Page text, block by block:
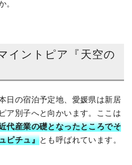
イントピア『天空の
日の宿泊予定地、愛媛県は新居
ア別子へと向かいます。ここは
代産業の礎となったところでそ
ピチュ』とも呼ばれています。